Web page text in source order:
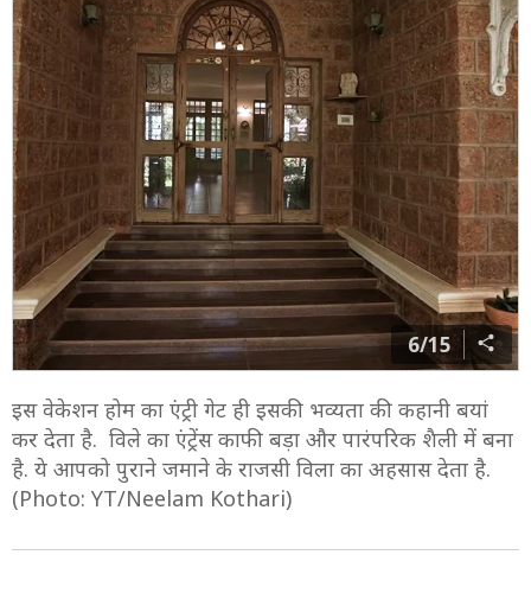
6/15
इस वेकेशन होम का एंट्री गेट ही इसकी भव्यता की कहानी बयां
कर देता है. विले का एंट्रेंस काफी बड़ा और पारंपरिक शैली में बना
है. ये आपको पुराने जमाने के राजसी विला का अहसास देता है.
(Photo: YT/Neelam Kothari)